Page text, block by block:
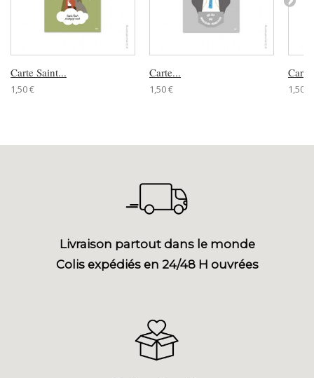
Carte Saint...
1,50 €
Carte...
1,50 € 1,50 €
Livraison partout dans le monde
Colis expédiés en 24/48 H ouvrées